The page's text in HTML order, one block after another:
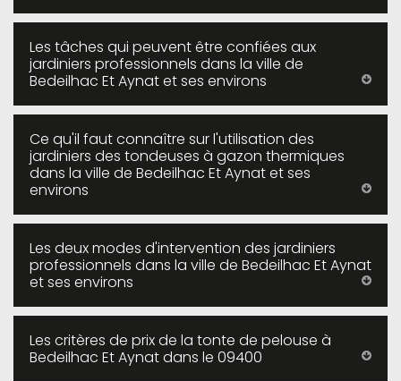
Les tâches qui peuvent être confiées aux
jardiniers professionnels dans la ville de
Bedeilhac Et Aynat et ses environs
Ce qu'il faut connaître sur l'utilisation des
jardiniers des tondeuses à gazon thermiques
dans la ville de Bedeilhac Et Aynat et ses
environs
Les deux modes d'intervention des jardiniers
professionnels dans la ville de Bedeilhac Et Aynat
et ses environs
Les critères de prix de la tonte de pelouse à
Bedeilhac Et Aynat dans le 09400